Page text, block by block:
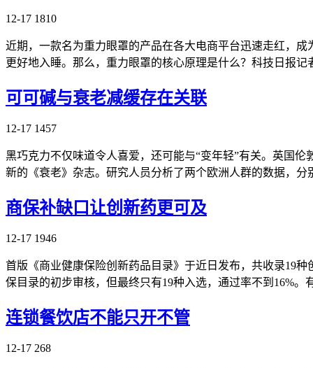
12-17 1810
近期，一款名为重力眼罩的产品在各大电商平台迅速走红，
更好地入睡。那么，重力眼罩的核心原理是什么？科技日报
可可碱与衰老减缓存在关联
12-17 1457
黑巧克力不仅味道令人喜爱，还可能与“变年轻”有关。英国
新的《衰老》杂志。研究人员分析了两个欧洲人群的数据，
商保补缺口让创新药更可及
12-17 1946
首版《商业健康保险创新药品目录》于近日发布，共收录19
保目录的初步审核，但最终只有19种入选，通过率不到16%
连锁餐饮店不能只开不管
12-17 268